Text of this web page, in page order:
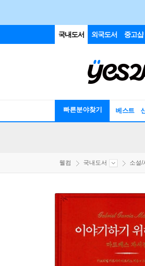
국내도서 외국도서 중고샵
빠른분야찾기 베스트
웰컴 국내도서 소설/